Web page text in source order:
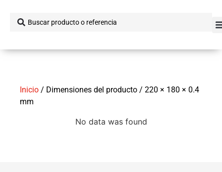
Inicio / Dimensiones del producto / 220 × 180 × 0.4
mm
No data was found